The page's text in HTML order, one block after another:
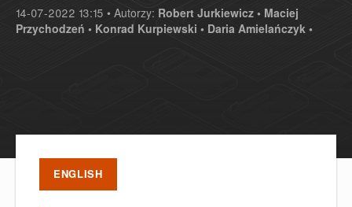
14-07-2022 13:15 • Autorzy: Robert Jurkiewicz • Maciej
Przychodzeń • Konrad Kurpiewski • Daria Amielańczyk •
ENGLISH